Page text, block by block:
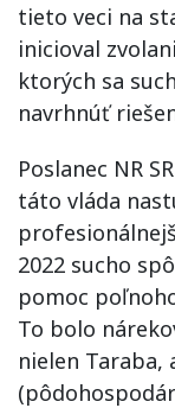
tieto veci na
inicioval
ktorých sa
navrhnúť
Poslanec NR
táto vláda
2022 sucho
pomoc
To bolo
nielen Taraba,